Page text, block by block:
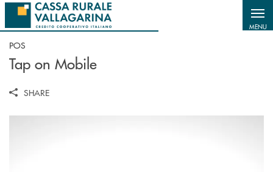
Salta al contenuto principale
MENU
POS
Tap on Mobile
SHARE